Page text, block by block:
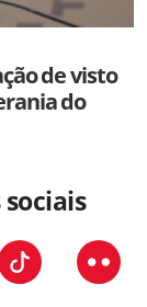
de visto
do